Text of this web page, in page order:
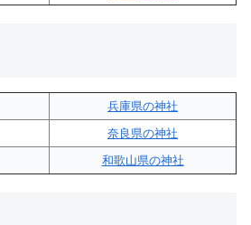
兵庫県の神社
奈良県の神社
和歌山県の神社